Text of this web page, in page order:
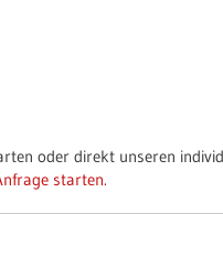
oder direkt unseren
starten.